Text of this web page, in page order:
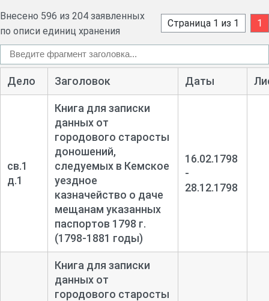
Внесено 596 из 204 заявленных
по описи единиц хранения
Страница 1 из 1 1
Дело Заголовок Даты
св.1
д.1
Книга для записки
данных от
городового старосты
доношений,
следуемых в Кемское
уездное
казначейство о даче
мещанам указанных
паспортов 1798 г.
(1798-1881 годы)
16.02.1798
-
28.12.1798
Книга для записки
данных от
городового старосты